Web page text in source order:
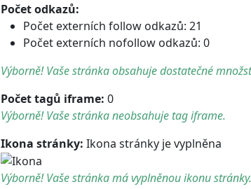
Počet odkazů:
Počet externích follow odkazů: 21
Počet externích nofollow odkazů: 0
Výborně! Vaše stránka obsahuje dostatečné
Počet tagů iframe: 0
Výborně! Vaše stránka neobsahuje tag iframe.
Ikona stránky: Ikona stránky je vyplněna
Výborně! Vaše stránka má vyplněnou ikonu stránky.